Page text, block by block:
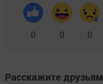
0 0 0
Расскажите друзьям